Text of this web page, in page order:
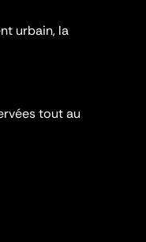
urbain, la
tout au